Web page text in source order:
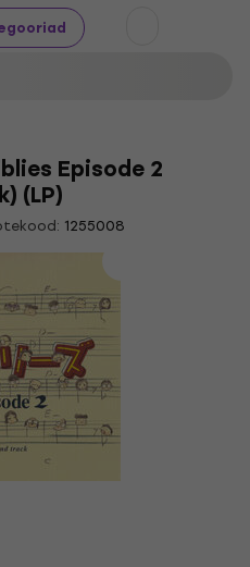
Episode 2
(LP)
1255008